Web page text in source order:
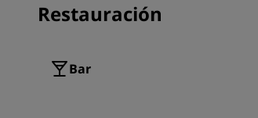
Restauración
Bar